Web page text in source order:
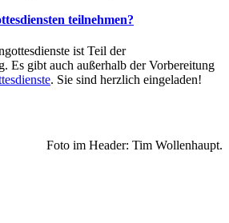
teilnehmen?
ist Teil der
Es gibt auch außerhalb der Vorbereitung
. Sie sind herzlich eingeladen!
Foto im Header: Tim Wollenhaupt.